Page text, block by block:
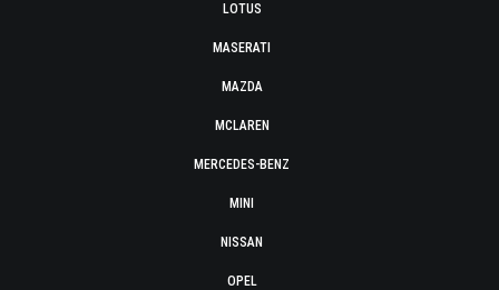
LOTUS
MASERATI
MAZDA
MCLAREN
MERCEDES-BENZ
MINI
NISSAN
OPEL